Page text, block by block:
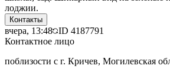
лоджии.
Контакты
вчера, 13:48 ID 4187791
Контактное лицо
поблизости с г. Кричев, Могилевская